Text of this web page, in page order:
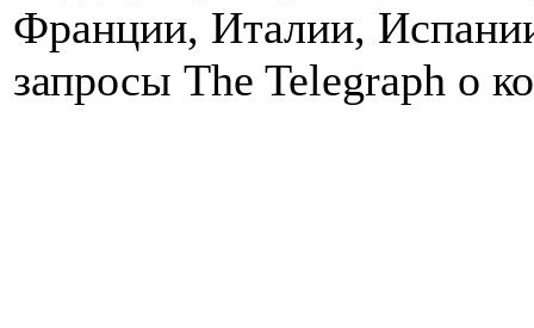
Франции, Италии,
запросы The Telegraph о